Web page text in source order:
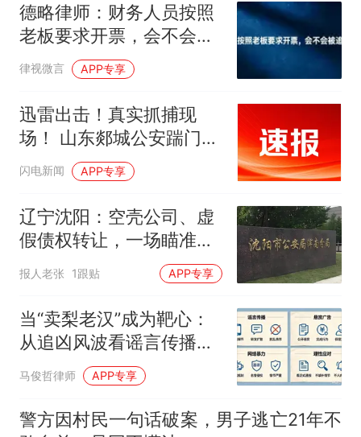
德略律师：财务人员按照
老板要求开票，会不会被
追究刑责？
律视微言 APP专享
迅雷出击！真实抓捕现
场！ 山东郯城公安踹门端
掉电诈窝点 共抓捕嫌疑人
20多名！
闪电新闻 APP专享
辽宁沈阳：空壳公司、虚
假债权转让，一场瞄准查
封资产的诉讼迷局
报人老张 1跟贴 APP专享
当“卖梨老汉”成为靶心：
从追凶风波看谣言传播的
法治代价
马俊哲律师 APP专享
警方因村民一句话破案，男子逃亡21年不